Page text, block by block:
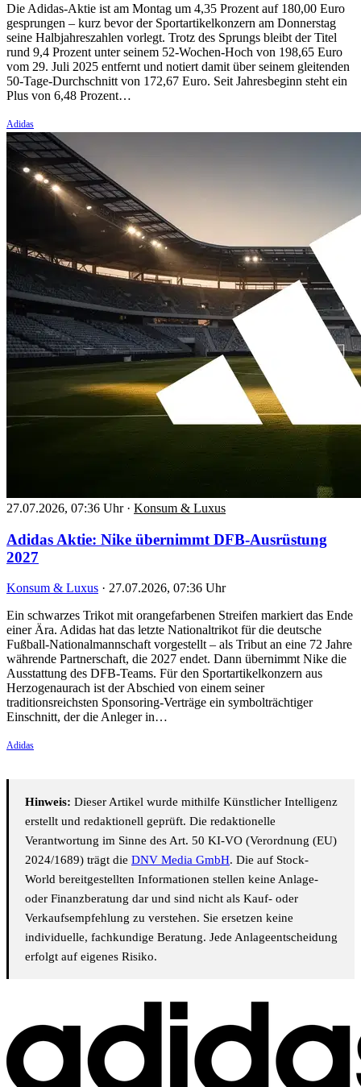
Die Adidas-Aktie ist am Montag um 4,35 Prozent auf 180,00 Euro
gesprungen – kurz bevor der Sportartikelkonzern am Donnerstag
seine Halbjahreszahlen vorlegt. Trotz des Sprungs bleibt der Titel
rund 9,4 Prozent unter seinem 52-Wochen-Hoch von 198,65 Euro
vom 29. Juli 2025 entfernt und notiert damit über seinem gleitenden
50-Tage-Durchschnitt von 172,67 Euro. Seit Jahresbeginn steht ein
Plus von 6,48 Prozent…
Adidas
27.07.2026, 07:36 Uhr · Konsum & Luxus
Adidas Aktie: Nike übernimmt DFB-Ausrüstung
2027
Konsum & Luxus · 27.07.2026, 07:36 Uhr
Ein schwarzes Trikot mit orangefarbenen Streifen markiert das Ende
einer Ära. Adidas hat das letzte Nationaltrikot für die deutsche
Fußball-Nationalmannschaft vorgestellt – als Tribut an eine 72 Jahre
währende Partnerschaft, die 2027 endet. Dann übernimmt Nike die
Ausstattung des DFB-Teams. Für den Sportartikelkonzern aus
Herzogenaurach ist der Abschied von einem seiner
traditionsreichsten Sponsoring-Verträge ein symbolträchtiger
Einschnitt, der die Anleger in…
Adidas
Hinweis: Dieser Artikel wurde mithilfe Künstlicher Intelligenz
erstellt und redaktionell geprüft. Die redaktionelle
Verantwortung im Sinne des Art. 50 KI-VO (Verordnung (EU)
2024/1689) trägt die DNV Media GmbH. Die auf Stock-
World bereitgestellten Informationen stellen keine Anlage-
oder Finanzberatung dar und sind nicht als Kauf- oder
Verkaufsempfehlung zu verstehen. Sie ersetzen keine
individuelle, fachkundige Beratung. Jede Anlageentscheidung
erfolgt auf eigenes Risiko.